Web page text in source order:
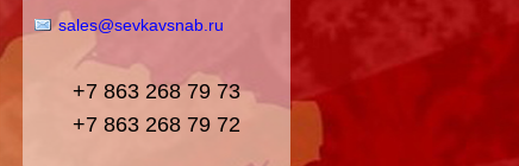
sales@sevkavsnab.ru
+7 863 268 79 73
+7 863 268 79 72